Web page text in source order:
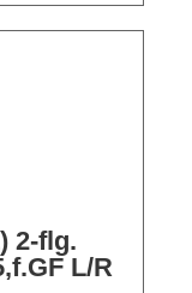
2-flg.
L/R